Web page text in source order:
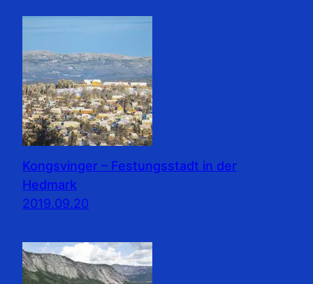
Kongsvinger – Festungsstadt in der
Hedmark
2019.09.20